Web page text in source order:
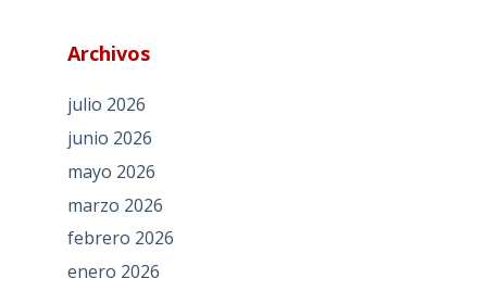
Archivos
julio 2026
junio 2026
mayo 2026
marzo 2026
febrero 2026
enero 2026